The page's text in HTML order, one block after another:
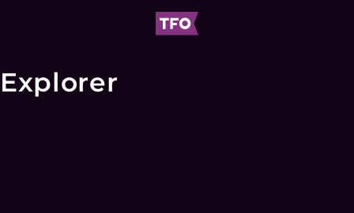
Explorer